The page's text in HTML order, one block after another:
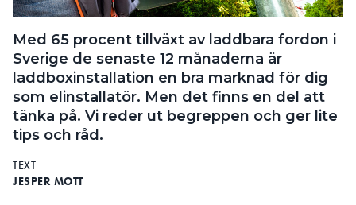
SEARCH
Med 65 procent tillväxt av laddbara fordon i
Sverige de ­senaste 12 månaderna är
laddboxinstallation en bra ­marknad för dig
som elinstallatör. Men det finns en del att
tänka på. Vi reder ut begreppen och ger lite
tips och råd.
TEXT
JESPER MOTT